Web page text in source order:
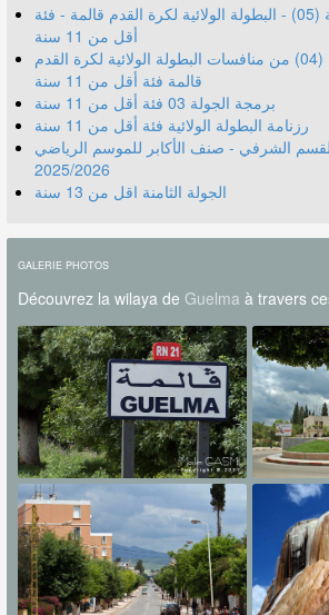
مباريات الجولة الخامسة (05) - البطولة الولائية لكرة القدم قالمة - فئة
أقل من 11 سنة
مباريات الجولة الرابعة (04) من منافسات البطولة الولائية لكرة القدم
قالمة فئة أقل من 11 سنة
برمجة الجولة 03 فئة أقل من 11 سنة
رزنامة البطولة الولائية فئة أقل من 11 سنة
الجولة 15 - القسم الشرفي - صنف الأكابر للموسم الرياضي
2025/2026
الجولة الثامنة اقل من 13 سنة
GALERIE PHOTOS
Découvrez la wilaya de Guelma à travers